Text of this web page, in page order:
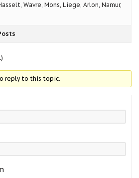
Wavre, Mons, Liege, Arlon, Namur,
reply to this topic.